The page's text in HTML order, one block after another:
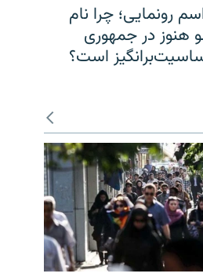
رونمایی؛ چرا نام
هنوز در جمهوری
است؟